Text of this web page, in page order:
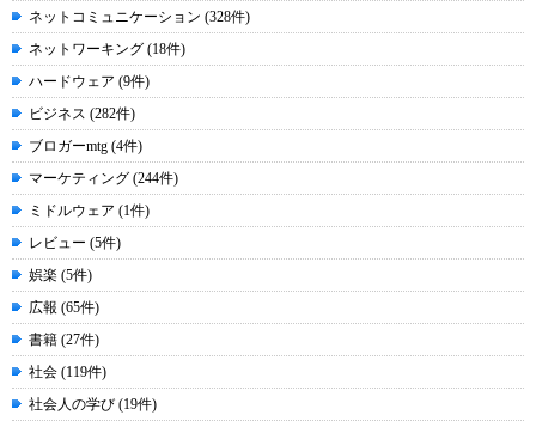
ネットコミュニケーション (328件)
ネットワーキング (18件)
ハードウェア (9件)
ビジネス (282件)
ブロガーmtg (4件)
マーケティング (244件)
ミドルウェア (1件)
レビュー (5件)
娯楽 (5件)
広報 (65件)
書籍 (27件)
社会 (119件)
社会人の学び (19件)